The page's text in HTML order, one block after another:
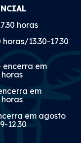
horas
13.30-17.30
encerra em
horas
em
horas
em agosto
12.30